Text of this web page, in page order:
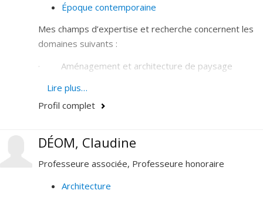
Époque contemporaine
Mes champs d’expertise et recherche concernent les
domaines suivants :
· Aménagement et architecture de paysage
· Conservation et restauration des paysages
aménagés
· Espaces publics
· Histoire et théorie des places, jardins, squares et
parcs urbains
Lire plus…
Profil complet
DÉOM, Claudine
Professeure associée, Professeure honoraire
Architecture